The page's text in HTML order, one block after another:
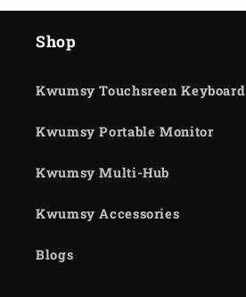
Shop
Kwumsy Touchsreen Keyboard
Kwumsy Portable Monitor
Kwumsy Multi-Hub
Kwumsy Accessories
Blogs